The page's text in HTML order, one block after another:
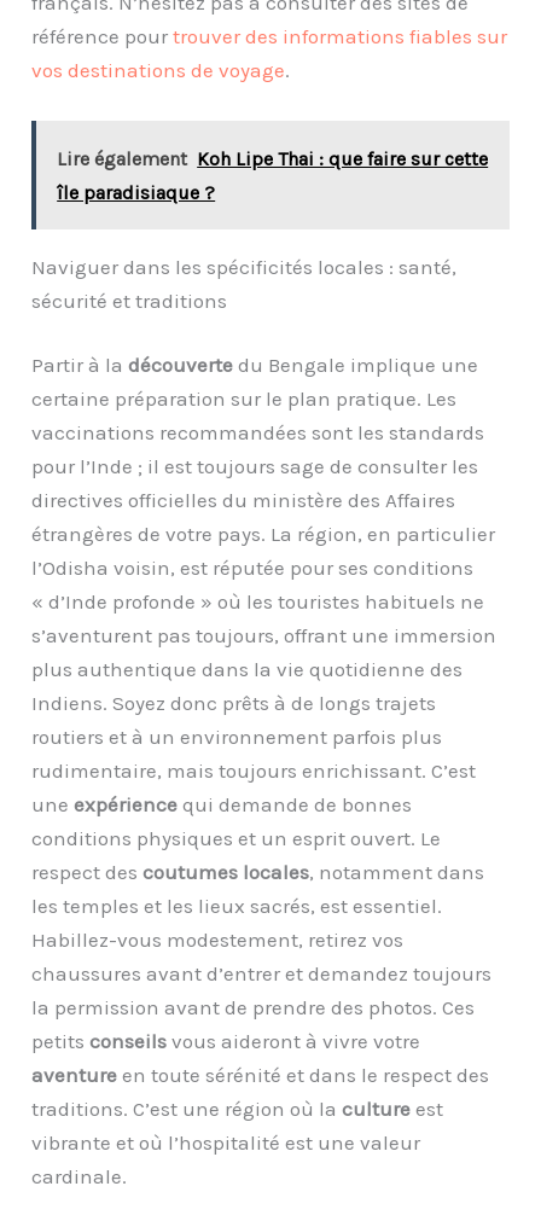
référence pourtrouver des informations fiables sur
vos destinations de voyage.
Lire également Koh Lipe Thai : que faire sur cette
île paradisiaque ?
Naviguer dans les spécificités locales : santé,
sécurité et traditions
Partir à ladécouverte du Bengale implique une
certaine préparation sur le plan pratique. Les
vaccinations recommandées sont les standards
pour l’Inde ; il est toujours sage de consulter les
directives officielles du ministère des Affaires
étrangères de votre pays. La région, en particulier
l’Odisha voisin, est réputée pour ses conditions
« d’Inde profonde » où les touristes habituels ne
s’aventurent pas toujours, offrant une immersion
plus authentique dans la vie quotidienne des
Indiens. Soyez donc prêts à de longs trajets
routiers et à un environnement parfois plus
rudimentaire, mais toujours enrichissant. C’est
uneexpérience qui demande de bonnes
conditions physiques et un esprit ouvert. Le
respect descoutumes locales, notamment dans
les temples et les lieux sacrés, est essentiel.
Habillez-vous modestement, retirez vos
chaussures avant d’entrer et demandez toujours
la permission avant de prendre des photos. Ces
petitsconseils vous aideront à vivre votre
aventure en toute sérénité et dans le respect des
traditions. C’est une région où laculture est
vibrante et où l’hospitalité est une valeur
cardinale.